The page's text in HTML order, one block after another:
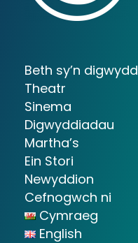
Beth sy’n digwydd
Theatr
Sinema
Digwyddiadau
Martha’s
Ein Stori
Newyddion
Cefnogwch ni
Cymraeg
English